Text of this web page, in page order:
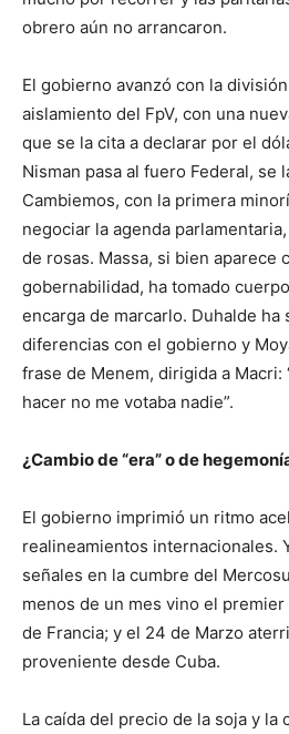
obrero aún no arrancaron.
El gobierno avanzó con la
aislamiento del FpV, con una
que se la cita a declarar por el
Nisman pasa al fuero Federal, se
Cambiemos, con la primera
negociar la agenda
de rosas. Massa, si bien aparece
gobernabilidad, ha tomado
encarga de marcarlo. Duhalde ha
diferencias con el gobierno y
frase de Menem, dirigida a Macri:
hacer no me votaba nadie”.
¿Cambio de “era” o de
El gobierno imprimió un ritmo
realineamientos internacionales.
señales en la cumbre del
menos de un mes vino el
de Francia; y el 24 de Marzo
proveniente desde Cuba.
La caída del precio de la soja y la